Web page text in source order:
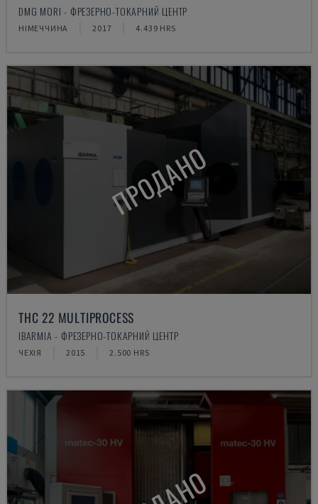
DMG MORI - ФРЕЗЕРНО-ТОКАРНИЙ ЦЕНТР
НІМЕЧЧИНА 2017 4.439 HRS
ПРОДАНО
THC 22 MULTIPROCESS
IBARMIA - ФРЕЗЕРНО-ТОКАРНИЙ ЦЕНТР
ЧЕХІЯ 2015 2.500 HRS